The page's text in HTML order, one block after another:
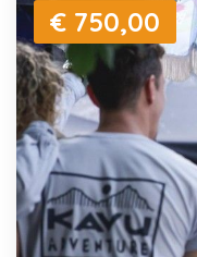
€ 750,00